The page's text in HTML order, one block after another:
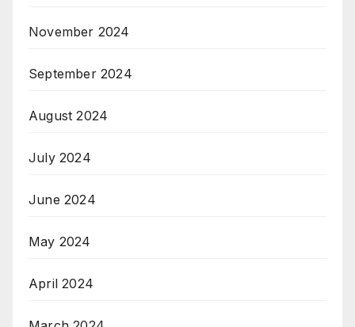
November 2024
September 2024
August 2024
July 2024
June 2024
May 2024
April 2024